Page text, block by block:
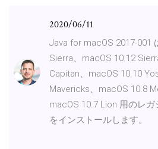
2020/06/11
Java for macOS 2017-001
Sierra、macOS 10.12
Capitan、macOS 10.10
Mavericks、macOS 10.8
macOS 10.7 Lion 用のレ
をインストールします。